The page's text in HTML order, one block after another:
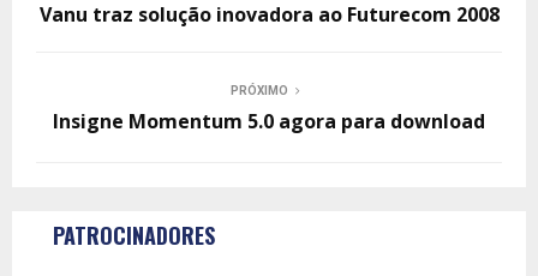
Vanu traz solução inovadora ao Futurecom 2008
PRÓXIMO
Insigne Momentum 5.0 agora para download
PATROCINADORES